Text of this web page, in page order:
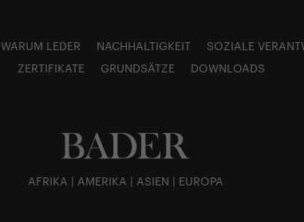
WARUM LEDER NACHHALTIGKEIT SOZIALE
ZERTIFIKATE GRUNDSÄTZE DOWNLOADS
AFRIKA | AMERIKA | ASIEN | EUROPA